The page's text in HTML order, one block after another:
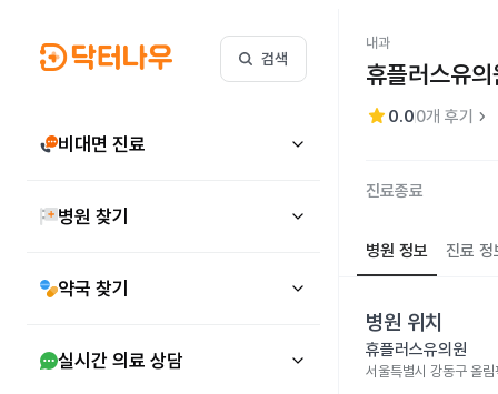
검색
비대면 진료
병원 찾기
약국 찾기
실시간 의료 상담
내과
휴플러스유의
star 0.00개 후기 keyboard_arrow_right
진료종료
병원 정보 진료 정
병원 위치
휴플러스유의원
서울특별시 강동구 올